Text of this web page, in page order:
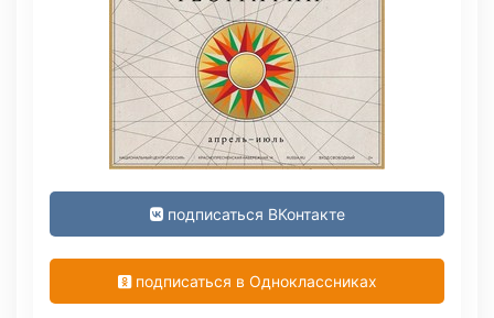
подписаться ВКонтакте
подписаться в Одноклассниках